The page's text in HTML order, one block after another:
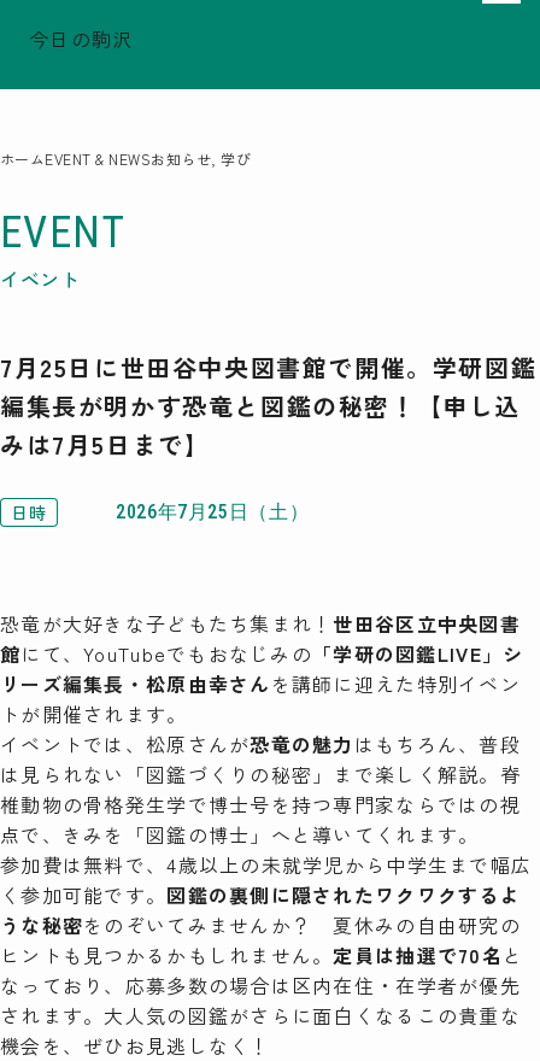
今日の駒沢
でシェア
ホームEVENT & NEWSお知らせ, 学び
EVENT
イベント
7月25日に世田谷中央図書館で開催。学研図鑑
編集長が明かす恐竜と図鑑の秘密！【申し込
みは7月5日まで】
日時 2026年7月25日（土）
恐竜が大好きな子どもたち集まれ！ 世田谷区立中央図書
館にて、YouTubeでもおなじみの 「学研の図鑑LIVE」シ
リーズ編集長・松原由幸さん を講師に迎えた特別イベン
トが開催されます。
イベントでは、松原さんが恐竜の魅力 はもちろん、普段
は見られない「図鑑づくりの秘密」まで楽しく解説。脊
椎動物の骨格発生学で博士号を持つ専門家ならではの視
点で、きみを「図鑑の博士」へと導いてくれます。
参加費は無料で、4歳以上の未就学児から中学生まで幅広
く参加可能です。 図鑑の裏側に隠されたワクワクするよ
うな秘密をのぞいてみませんか？ 夏休みの自由研究の
ヒントも見つかるかもしれません。定員は抽選で70名 と
なっており、応募多数の場合は区内在住・在学者が優先
されます。大人気の図鑑がさらに面白くなるこの貴重な
機会を、ぜひお見逃しなく！
TODAY - 2026.08.07
特集一覧
EVENT & NEWS
COMOREVI MAP
KOMAZAWA Park Quarter
前月 202608 次月
SUN MON TUE WED THU FRI SAT
26 27
2
3
24 25 26
2